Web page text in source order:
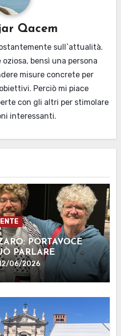
Qacem
sull`attualità.
bensì una persona
misure concrete per
Perciò mi piace
con gli altri per stimolare
interessanti.
PORTAVOCE
PARLARE
06/2026